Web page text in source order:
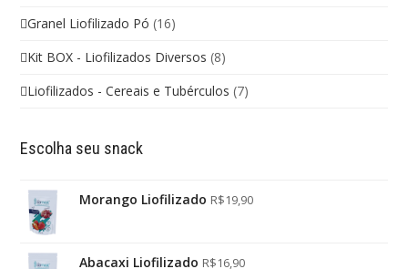
Granel Liofilizado Pó (16)
Kit BOX - Liofilizados Diversos (8)
Liofilizados - Cereais e Tubérculos (7)
Escolha seu snack
Morango Liofilizado R$19,90
Abacaxi Liofilizado R$16,90